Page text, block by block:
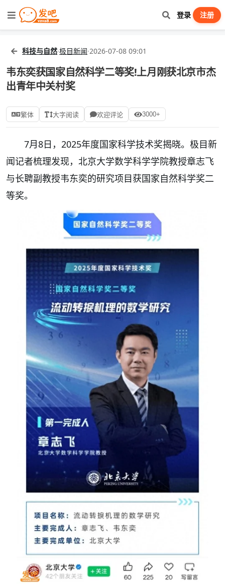
登录 注册
科技与自然·极目新闻·2026-07-08 09:01
韦东奕获国家自然科学二等奖!上月刚获北京市杰
出青年中关村奖
繁体 大字阅读 欢迎评论 3000+
7月8日，2025年度国家科学技术奖揭晓。极目新
闻记者梳理发现，北京大学数学科学学院教授章志飞
与长聘副教授韦东奕的研究项目获国家自然科学奖二
等奖。